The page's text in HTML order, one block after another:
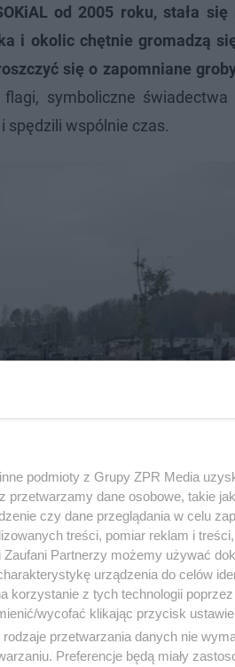
od 2005 roku, stała się
i okolic chętnie gromadzą
się o zapomniane
flagi, symboliczne świadectwa
spędzili wspólnie czas.
podmioty z Grupy ZPR Media
przetwarzamy dane osobowe, takie
czy dane przeglądania w celu
treści, pomiar reklam i
Partnerzy możemy używać
urządzenia do celów
z tych technologii poprzez
wycofać klikając przycisk
rodzaje przetwarzania danych nie
Preferencje będą miały